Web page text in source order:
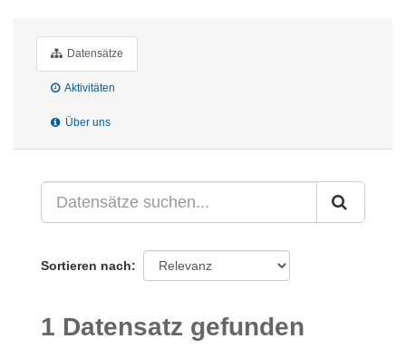
Datensätze
Aktivitäten
Über uns
Sortieren nach
1 Datensatz gefunden